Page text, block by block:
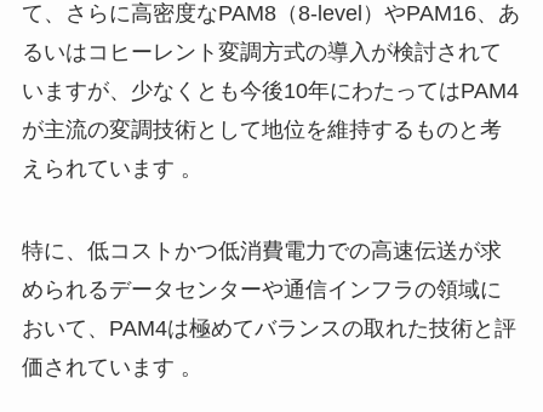
て、さらに高密度なPAM8（8-level）やPAM16、あ
るいはコヒーレント変調方式の導入が検討されて
いますが、少なくとも今後10年にわたってはPAM4
が主流の変調技術として地位を維持するものと考
えられています 。
特に、低コストかつ低消費電力での高速伝送が求
められるデータセンターや通信インフラの領域に
おいて、PAM4は極めてバランスの取れた技術と評
価されています 。